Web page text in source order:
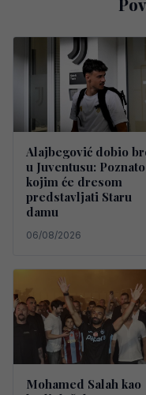
Alajbegović dobio
u Juventusu:
kojim će dresom
predstavljati Staru
damu
06/08/2026
Mohamed Salah kao